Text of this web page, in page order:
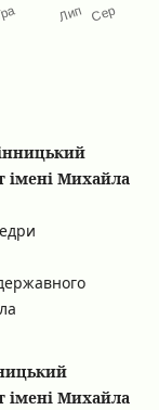
імені Михайла
імені Михайла